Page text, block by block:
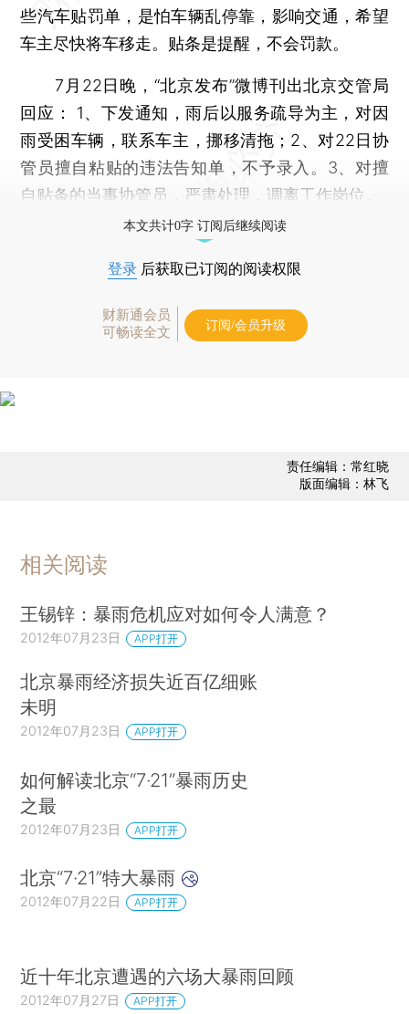
些汽车贴罚单，是怕车辆乱停靠，影响交通，希望
车主尽快将车移走。贴条是提醒，不会罚款。
7月22日晚，“北京发布”微博刊出北京交管局
回应： 1、下发通知，雨后以服务疏导为主，对因
雨受困车辆，联系车主，挪移清拖；2、对22日协
管员擅自粘贴的违法告知单，不予录入。3、对擅
自贴条的当事协管员，严肃处理，调离工作岗位。
本文共计0字 订阅后继续阅读
登录 后获取已订阅的阅读权限
财新通会员
可畅读全文
订阅/会员升级
责任编辑：常红晓
版面编辑：林飞
相关阅读
王锡锌：暴雨危机应对如何令人满意？
2012年07月23日 APP打开
北京暴雨经济损失近百亿细账
未明
2012年07月23日 APP打开
如何解读北京“7·21”暴雨历史
之最
2012年07月23日 APP打开
北京“7·21”特大暴雨
2012年07月22日 APP打开
近十年北京遭遇的六场大暴雨回顾
2012年07月27日 APP打开